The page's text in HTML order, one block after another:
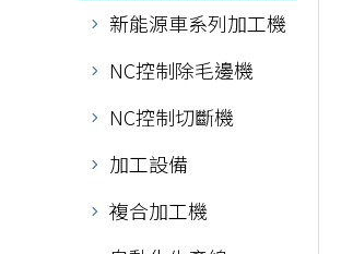
新能源車系列加工機
NC控制除毛邊機
NC控制切斷機
加工設備
複合加工機